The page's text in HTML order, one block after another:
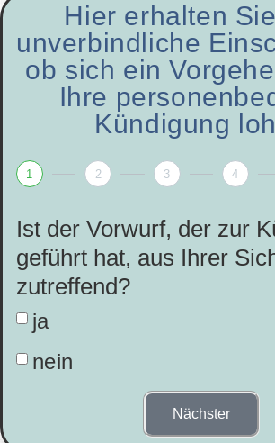
Hier erhalten
unverbindliche
ob sich ein
Ihre
Kündigung
1 2 3 4
Ist der Vorwurf, der zur
geführt hat, aus Ihrer
zutreffend?
ja
nein
Nächster